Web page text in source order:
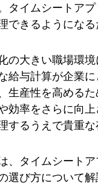
タイムシートア
できるようになる
の大きい職場環
給与計算が企業
生産性を高める
効率をさらに向
するうえで貴重な
、タイムシート
選び方について